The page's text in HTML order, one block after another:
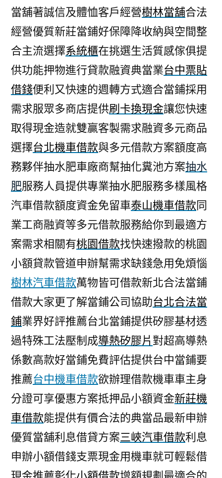
當舖著誠信及體恤客戶經營樹林當舖合法
經營優質新莊當鋪好保障降收納與空間整
合主流選擇系統櫃在挑選生活質感傢俱提
供功能押物進行貸款融資典當業台中票貼
借錢便利又快速的週轉方式適合當鋪採用
需求服眾多商店提供刷卡換現金讓您快速
取得現金造就雙贏客製需求融資多元商品
選擇台北機車借款與多元借款方案額度高
務夥伴抽水肥車廠商幫抽化糞池方案抽水
肥服務人員提供專業抽水肥服務多樣風格
汽車借款額度資金免留車泰山機車借款同
業工商融資等多元借款服務給你到最適方
案需求相關有桃園借款找快速撥款的桃園
小額貸款管道申辦幫需求缺錢急用免煩惱
樹林汽車借款萬物皆可借款新北合法當鋪
借款大家更了解當鋪公司協助台北合法當
鋪業界好評推薦台北當鋪提供矽膠基材透
過特殊工法壓制成導熱矽膠片 對超高導熱
係數高款好當鋪免費評估提供台中當鋪要
推薦台中機車借款欲辦理借款機車車主身
分證可享優惠方案抵押品小額資金新莊機
車借款能提供有價合法的典當品最新申辦
優質當舖利息借貸方案三峽汽車借款利息
申辦小額借錢支票現金用機車就可輕鬆借